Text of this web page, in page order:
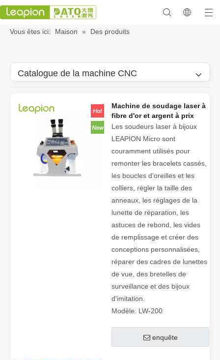
Vous êtes ici: Maison » Des produits
Catalogue de la machine CNC
Machine de soudage laser à
fibre d'or et argent à prix
abordable
Les soudeurs laser à bijoux
LEAPION Micro sont
couramment utilisés pour
remonter les bracelets cassés,
les boucles d'oreilles et les
colliers, régler la taille des
anneaux, les réglages de la
lunette de réparation, les
astuces de rebond, les vides
de remplissage et créer des
conceptions personnalisées,
réparer des cadres de lunettes
de vue, des bretelles de
surveillance et des bijoux
d'imitation.
Modèle: LW-200
enquête